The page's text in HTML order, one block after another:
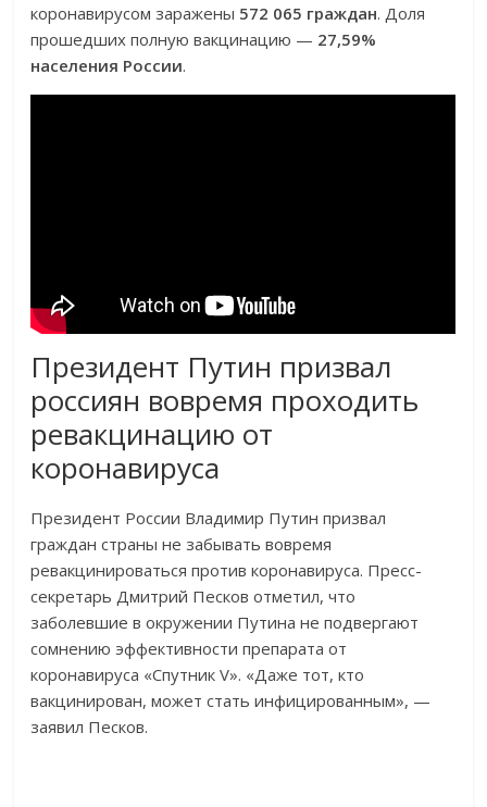
коронавирусом заражены 572 065 граждан. Доля
прошедших полную вакцинацию — 27,59%
населения России.
Президент Путин призвал
россиян вовремя проходить
ревакцинацию от
коронавируса
Президент России Владимир Путин призвал
граждан страны не забывать вовремя
ревакцинироваться против коронавируса. Пресс-
секретарь Дмитрий Песков отметил, что
заболевшие в окружении Путина не подвергают
сомнению эффективности препарата от
коронавируса «Спутник V». «Даже тот, кто
вакцинирован, может стать инфицированным», —
заявил Песков.